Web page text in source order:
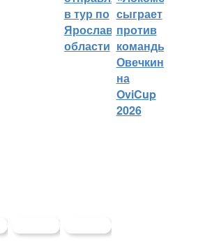
в тур по
Ярославской
области
сыграет
против
команды
Овечкина
на
OviCup
2026